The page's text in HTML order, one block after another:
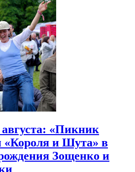
«Пикник
и Шута» в
Зощенко и